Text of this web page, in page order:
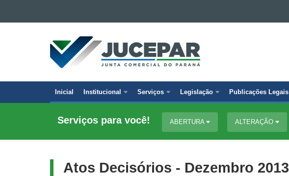
Ir para a busca
Mapa do site
JUNTA
COMERCIAL
DO
Navegação
principal
Inicial Institucional Serviços Legislação Publicações Legais
Serviços para você! ABERTURA ALTERAÇÃO
Atos Decisórios - Dezembro 2013